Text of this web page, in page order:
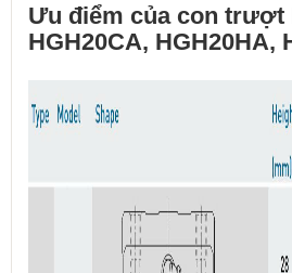
Ưu điểm của con trượt
HGH20CA, HGH20HA,